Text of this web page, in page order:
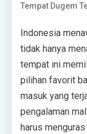
Tempat Dugem
Indonesia
tidak hanya
tempat ini
pilihan favorit
masuk yang
pengalaman
harus